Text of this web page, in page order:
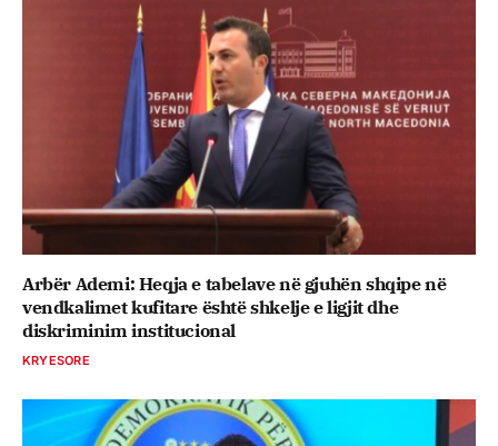
Arbër Ademi: Heqja e tabelave në gjuhën shqipe në
vendkalimet kufitare është shkelje e ligjit dhe
diskriminim institucional
KRYESORE